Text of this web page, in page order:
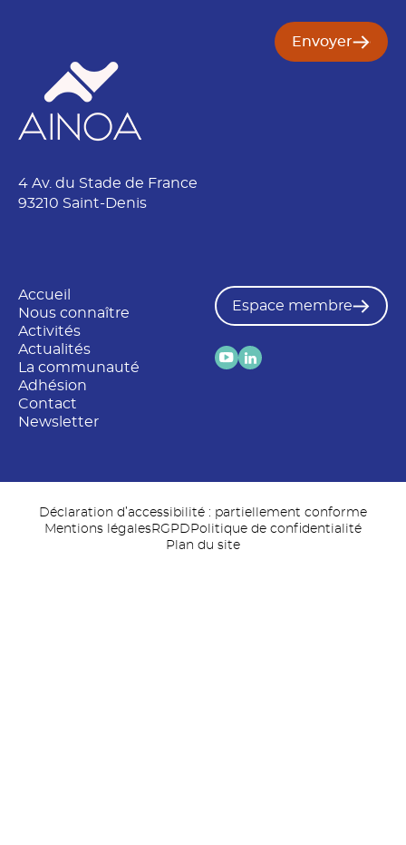
Envoyer
4 Av. du Stade de France
93210 Saint-Denis
Accueil
Nous connaître
Activités
Actualités
La communauté
Adhésion
Contact
Newsletter
Espace membre
Déclaration d’accessibilité : partiellement conforme
Mentions légalesRGPD Politique de confidentialité
Plan du site